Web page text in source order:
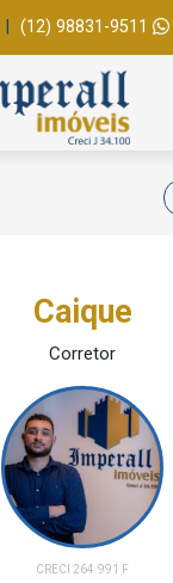
(12) 98831-9511
Caique
Corretor
CRECI 264.991 F